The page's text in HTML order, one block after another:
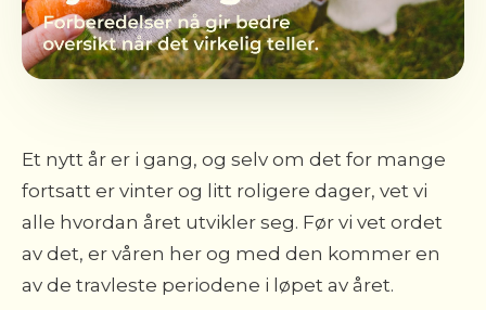
Et nytt år er i gang, og selv om det for mange
fortsatt er vinter og litt roligere dager, vet vi
alle hvordan året utvikler seg. Før vi vet ordet
av det, er våren her og med den kommer en
av de travleste periodene i løpet av året.